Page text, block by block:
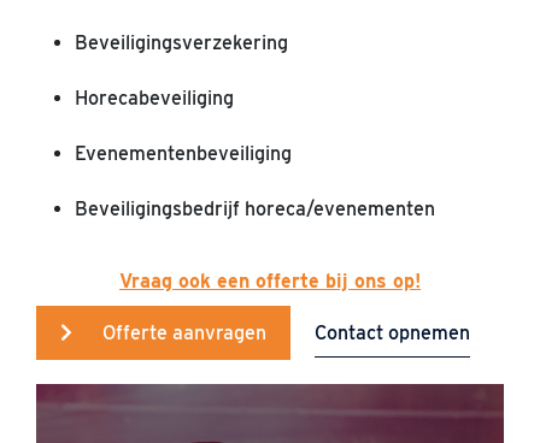
Beveiligingsverzekering
Horecabeveiliging
Evenementenbeveiliging
Beveiligingsbedrijf horeca/evenementen
Vraag ook een offerte bij ons op!
Offerte aanvragen Contact opnemen